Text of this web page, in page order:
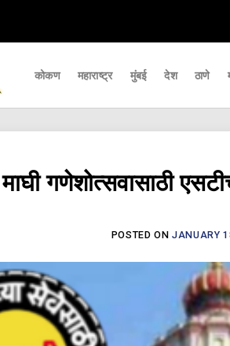
कोकण महाराष्ट्र मुंबई देश ठाणे
माघी गणेशोत्सवासाठी
POSTED ONJANUARY